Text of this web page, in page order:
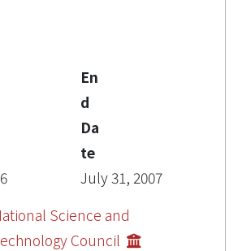
En
d
Da
te
July 31, 2007
Science and
Council